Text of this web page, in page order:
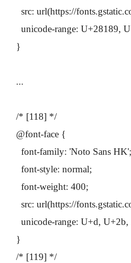
src: url(https://
unicode-range:
}
...
/* [118] */
@font-face {
  font-family: 'Noto Sans HK';
  font-style: normal;
  font-weight: 400;
src: url(https://
unicode-range: U+d,
}
/* [119] */